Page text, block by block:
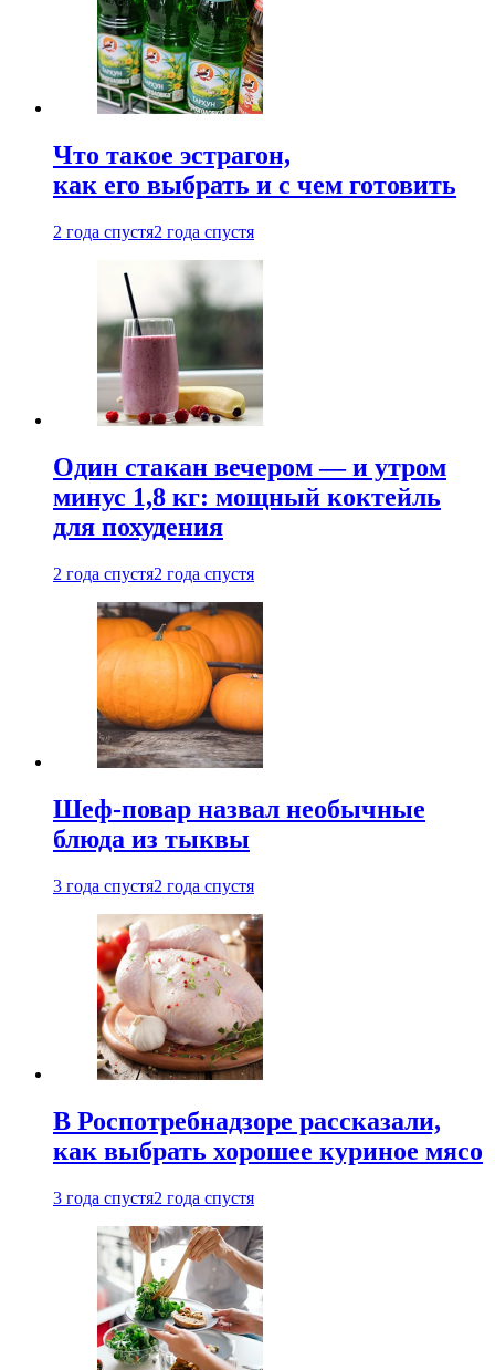
Что такое эстрагон,
как его выбрать и с чем готовить
2 года спустя2 года спустя
Один стакан вечером — и утром
минус 1,8 кг: мощный коктейль
для похудения
2 года спустя2 года спустя
Шеф-повар назвал необычные
блюда из тыквы
3 года спустя2 года спустя
В Роспотребнадзоре рассказали,
как выбрать хорошее куриное мясо
3 года спустя2 года спустя